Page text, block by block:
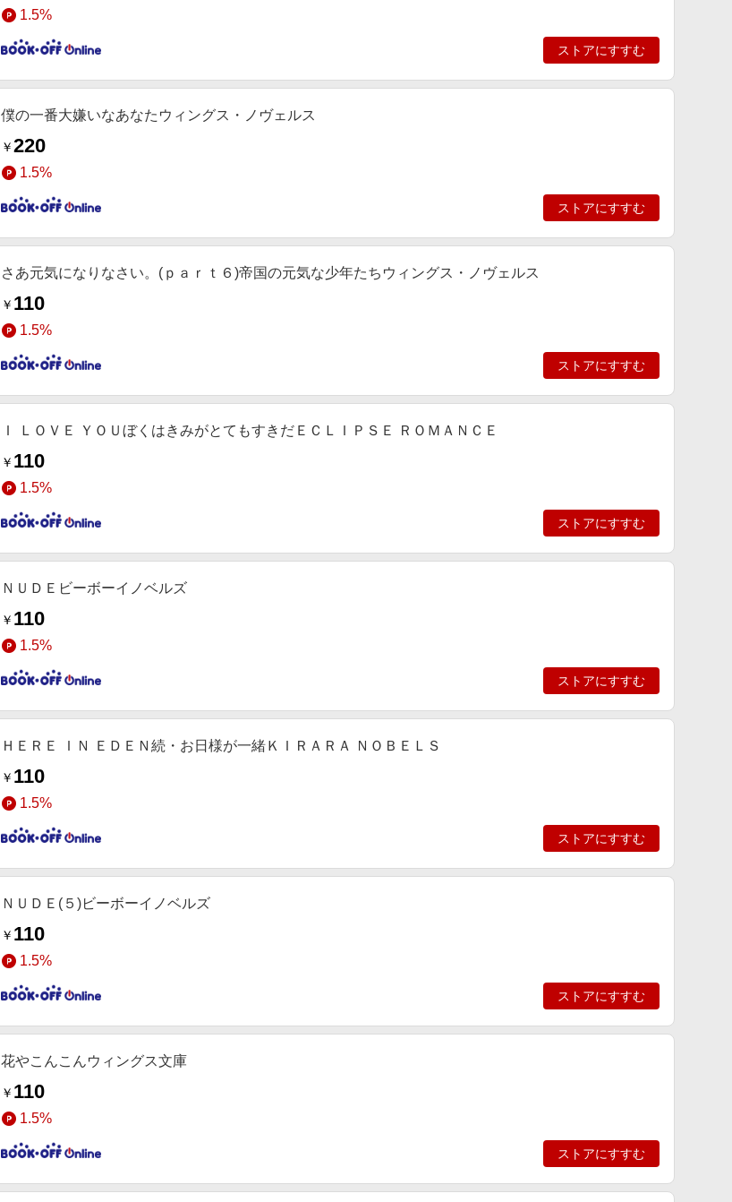
1.5%
ストアにすすむ
僕の一番大嫌いなあなたウィングス・ノヴェルス
￥220
1.5%
ストアにすすむ
さあ元気になりなさい。(ｐａｒｔ６)帝国の元気な少年たちウィングス・ノヴェルス
￥ 110
1.5%
ストアにすすむ
Ｉ ＬＯＶＥ ＹＯＵぼくはきみがとてもすきだＥＣＬＩＰＳＥ ＲＯＭＡＮＣＥ
￥ 110
1.5%
ストアにすすむ
ＮＵＤＥビーボーイノベルズ
￥ 110
1.5%
ストアにすすむ
ＨＥＲＥ ＩＮ ＥＤＥＮ続・お日様が一緒ＫＩＲＡＲＡ ＮＯＢＥＬＳ
￥ 110
1.5%
ストアにすすむ
ＮＵＤＥ(５)ビーボーイノベルズ
￥ 110
1.5%
ストアにすすむ
花やこんこんウィングス文庫
￥ 110
1.5%
ストアにすすむ